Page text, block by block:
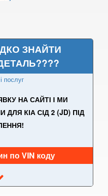
ЗНАЙТИ
послуг
НА САЙТІ І МИ
КІА СІД 2 (JD) ПІД
по VIN коду